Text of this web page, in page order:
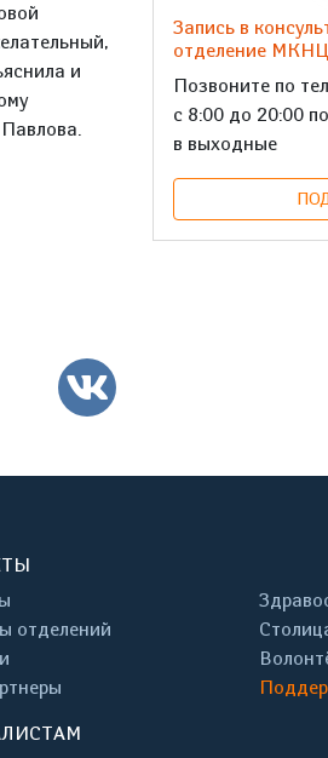
и
ВКонтакте
Запись в
отделение МКНЦ
Позвоните по
с 8:00 до 20:00
в выходные
отделений